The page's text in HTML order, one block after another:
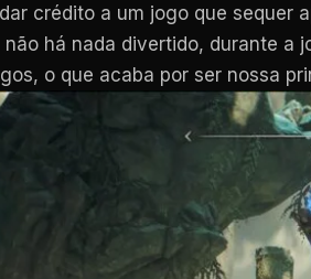
crédito a um jogo que sequer
há nada divertido, durante a
o que acaba por ser nossa